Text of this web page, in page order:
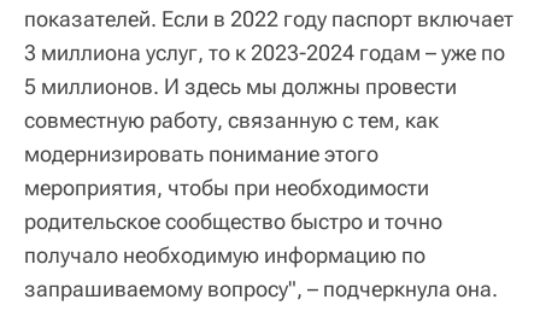
показателей. Если в 2022 году паспорт включает
3 миллиона услуг, то к 2023-2024 годам – уже по
5 миллионов. И здесь мы должны провести
совместную работу, связанную с тем, как
модернизировать понимание этого
мероприятия, чтобы при необходимости
родительское сообщество быстро и точно
получало необходимую информацию по
запрашиваемому вопросу", – подчеркнула она.